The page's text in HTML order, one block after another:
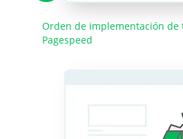
Orden de implementación de
Pagespeed